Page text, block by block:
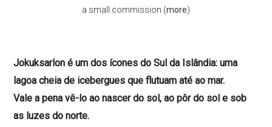
a small commission (more)
Jokuksarlon é um dos ícones do Sul da Islândia: uma
lagoa cheia de icebergues que flutuam até ao mar.
Vale a pena vê-lo ao nascer do sol, ao pôr do sol e sob
as luzes do norte.